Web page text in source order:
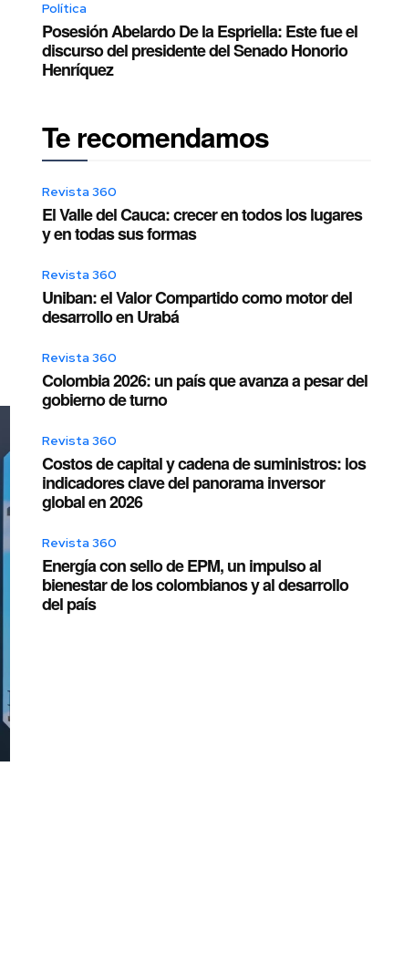
Política
Posesión Abelardo De la Espriella: Este fue el
discurso del presidente del Senado Honorio
Henríquez
Te recomendamos
Revista 360
El Valle del Cauca: crecer en todos los lugares
y en todas sus formas
Revista 360
Uniban: el Valor Compartido como motor del
desarrollo en Urabá
Revista 360
Colombia 2026: un país que avanza a pesar del
gobierno de turno
Revista 360
Costos de capital y cadena de suministros: los
indicadores clave del panorama inversor
global en 2026
Revista 360
Energía con sello de EPM, un impulso al
bienestar de los colombianos y al desarrollo
del país